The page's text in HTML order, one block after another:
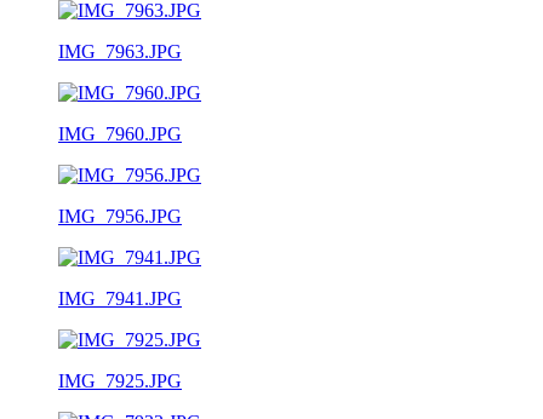
IMG_7963.JPG
IMG_7960.JPG
IMG_7956.JPG
IMG_7941.JPG
IMG_7925.JPG